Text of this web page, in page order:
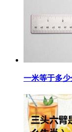
一米等于多